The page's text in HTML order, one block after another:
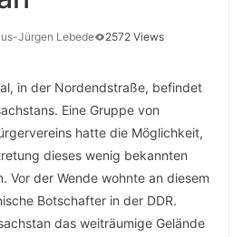
Jürgen Lebede
2572 Views
in der Nordendstraße, befindet
Eine Gruppe von
hatte die Möglichkeit,
dieses wenig bekannten
Vor der Wende wohnte an diesem
Botschafter in der DDR.
das weiträumige Gelände